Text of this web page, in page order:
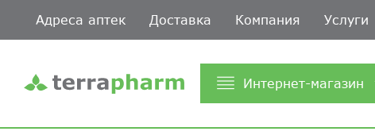
Адреса аптек Доставка Компания Услуги
Интернет-магазин